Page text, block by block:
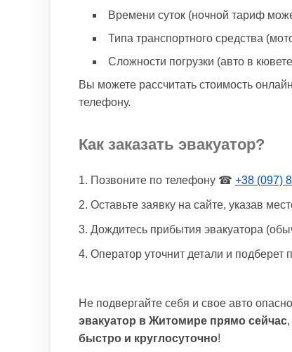
Времени суток (ночной тариф
Типа транспортного средства
Сложности погрузки (авто в
Вы можете рассчитать стоимость
телефону.
Как заказать эвакуатор?
Позвоните по телефону ☎ +38 (097)
Оставьте заявку на сайте, указав
Дождитесь прибытия эвакуатора
Оператор уточнит детали и подберет
Не подвергайте себя и свое авто
эвакуатор в Житомире прямо сейчас
быстро и круглосуточно!